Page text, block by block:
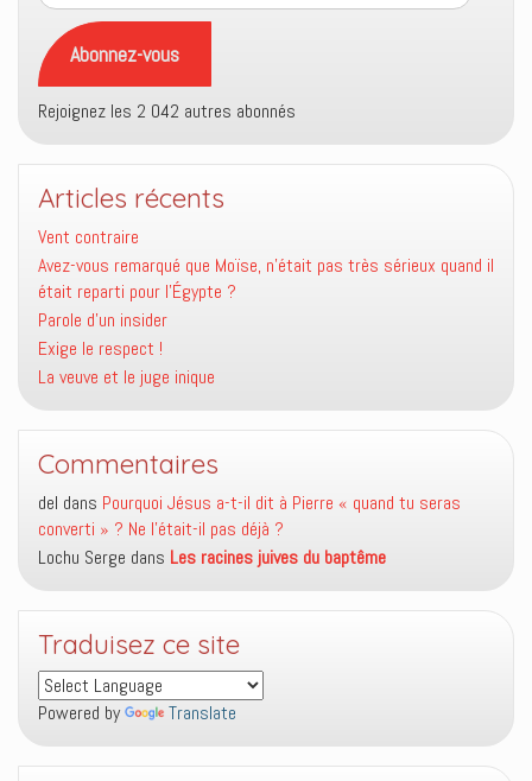
e-
mail
Abonnez-vous
Rejoignez les 2 042 autres abonnés
Articles récents
Vent contraire
Avez-vous remarqué que Moïse, n’était pas très sérieux quand il
était reparti pour l’Égypte ?
Parole d’un insider
Exige le respect !
La veuve et le juge inique
Commentaires
del dans Pourquoi Jésus a-t-il dit à Pierre « quand tu seras
converti » ? Ne l’était-il pas déjà ?
Lochu Serge dans Les racines juives du baptême
Traduisez ce site
Powered by Translate